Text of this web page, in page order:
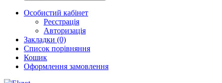
Особистий кабінет
Реєстрація
Авторизація
Закладки (0)
Список порівняння
Кошик
Оформлення замовлення